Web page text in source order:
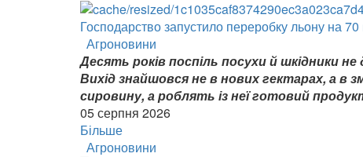
Господарство запустило переробку льону на 70
Агроновини
Десять років поспіль посухи й шкідники
Вихід знайшовся не в нових гектарах, а в
сировину, а роблять із неї готовий
05 серпня 2026
Більше
Агроновини